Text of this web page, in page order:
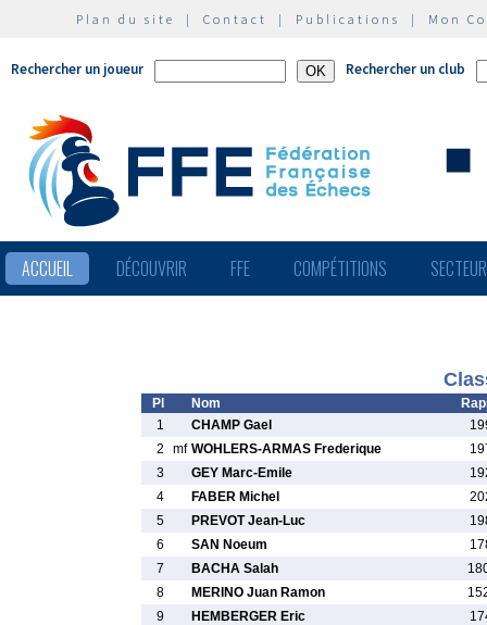
Plan du site | Contact | Publications | Mon
Rechercher un joueur Rechercher un club
ACCUEIL DÉCOUVRIR FFE COMPÉTITIONS
Pl Nom
1
CHAMP Gael
2
mf WOHLERS-ARMAS Frederique
3
GEY Marc-Emile
4
FABER Michel
5
PREVOT Jean-Luc
6
SAN Noeum
7
BACHA Salah
8
MERINO Juan Ramon
9
HEMBERGER Eric